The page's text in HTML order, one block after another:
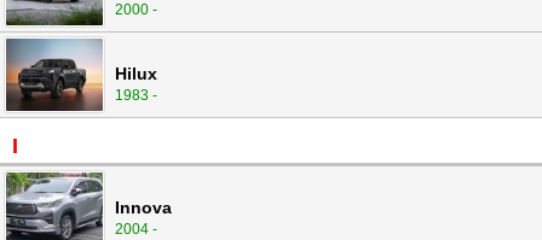
2000 -
Hilux
1983 -
I
Innova
2004 -